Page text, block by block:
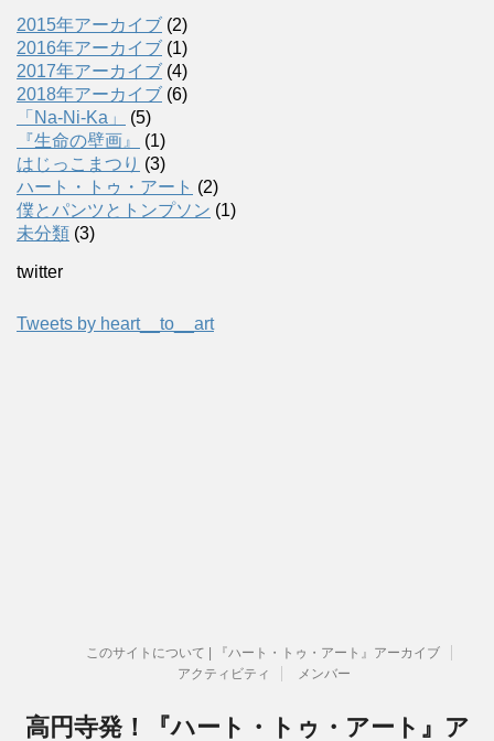
2015年アーカイブ (2)
2016年アーカイブ (1)
2017年アーカイブ (4)
2018年アーカイブ (6)
「Na-Ni-Ka」
(5)
『生命の壁画』
(1)
はじっこまつり (3)
ハート・トゥ・アート (2)
僕とパンツとトンプソン (1)
未分類 (3)
twitter
Tweets by heart__to__art
このサイトについて | 『ハート・トゥ・アート』アーカイブ
アクティビティ
メンバー
高円寺発！『ハート・トゥ・アート』ア